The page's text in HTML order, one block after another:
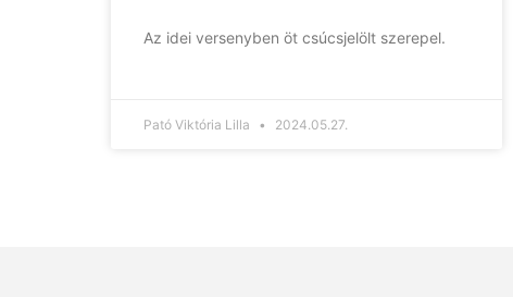
Az idei versenyben öt csúcsjelölt szerepel.
Pató Viktória Lilla 2024.05.27.